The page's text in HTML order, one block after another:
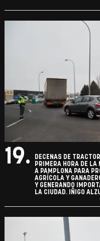
19.
DECENAS DE
PRIMERA HORA DE LA
A PAMPLONA PARA
AGRÍCOLA Y
Y GENERANDO
LA CIUDAD. IÑIGO